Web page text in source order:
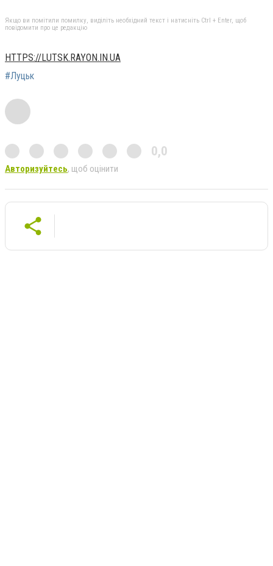
Якщо ви помітили помилку, виділіть необхідний текст і натисніть Ctrl + Enter, щоб
повідомити про це редакцію
HTTPS://LUTSK.RAYON.IN.UA
#Луцьк
0,0
Авторизуйтесь, щоб оцінити